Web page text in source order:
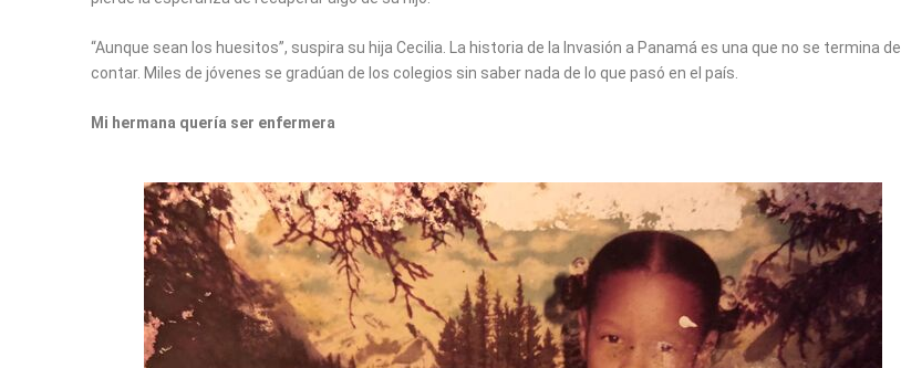
“Aunque sean los huesitos”, suspira su hija Cecilia. La historia de la Invasión a Panamá es una que no se termina de
contar. Miles de jóvenes se gradúan de los colegios sin saber nada de lo que pasó en el país.
Mi hermana quería ser enfermera